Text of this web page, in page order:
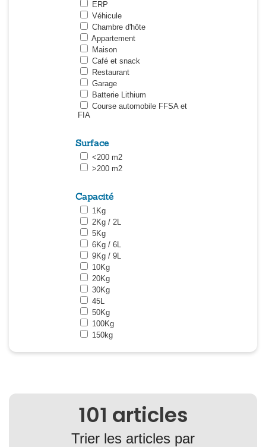
ERP
Véhicule
Chambre d'hôte
Appartement
Maison
Café et snack
Restaurant
Garage
Batterie Lithium
Course automobile FFSA et
FIA
Surface
<200 m2
>200 m2
Capacité
1Kg
2Kg / 2L
5Kg
6Kg / 6L
9Kg / 9L
10Kg
20Kg
30Kg
45L
50Kg
100Kg
150kg
101 articles
Trier les articles par